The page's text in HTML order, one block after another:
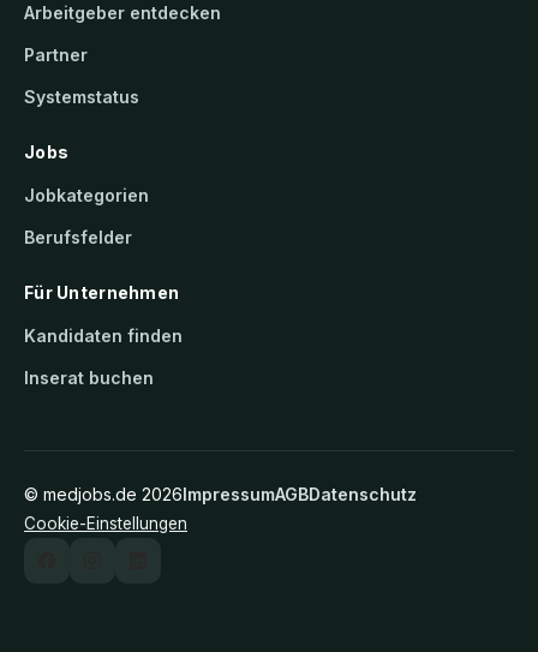
Arbeitgeber entdecken
Partner
Systemstatus
Jobs
Jobkategorien
Berufsfelder
Für Unternehmen
Kandidaten finden
Inserat buchen
© medjobs.de 2026ImpressumAGBDatenschutz
Cookie-Einstellungen